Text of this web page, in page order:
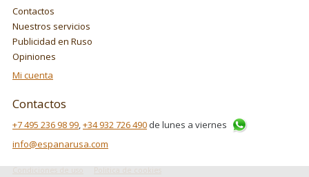
Contactos
Nuestros servicios
Publicidad en Ruso
Opiniones
Mi cuenta
Contactos
+7 495 236 98 99,+34 932 726 490 de lunes a viernes
info@espanarusa.com
Politica de cookies